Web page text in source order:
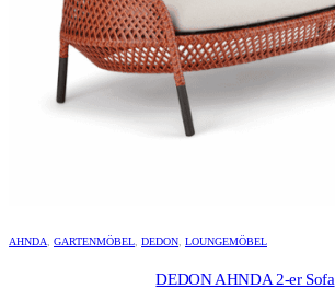
AHNDA GARTENMÖBEL DEDON LOUNGEMÖBEL
DEDON AHNDA 2-er Sofa